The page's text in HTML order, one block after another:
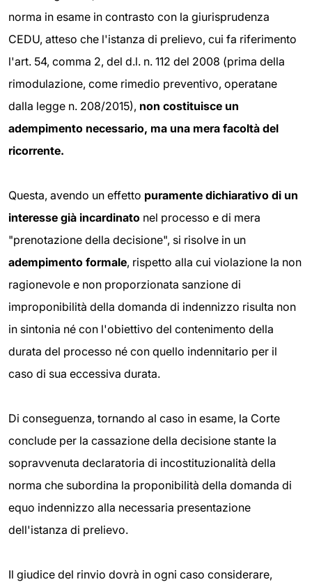
norma in esame in contrasto con la giurisprudenza
CEDU, atteso che l'istanza di prelievo, cui fa riferimento
l'art. 54, comma 2, del d.l. n. 112 del 2008 (prima della
rimodulazione, come rimedio preventivo, operatane
dalla legge n. 208/2015), non costituisce un
adempimento necessario, ma una mera facoltà del
ricorrente.
Questa, avendo un effetto puramente dichiarativo di un
interesse già incardinato nel processo e di mera
"prenotazione della decisione", si risolve in un
adempimento formale, rispetto alla cui violazione la non
ragionevole e non proporzionata sanzione di
improponibilità della domanda di indennizzo risulta non
in sintonia né con l'obiettivo del contenimento della
durata del processo né con quello indennitario per il
caso di sua eccessiva durata.
Di conseguenza, tornando al caso in esame, la Corte
conclude per la cassazione della decisione stante la
sopravvenuta declaratoria di incostituzionalità della
norma che subordina la proponibilità della domanda di
equo indennizzo alla necessaria presentazione
dell'istanza di prelievo.
Il giudice del rinvio dovrà in ogni caso considerare,